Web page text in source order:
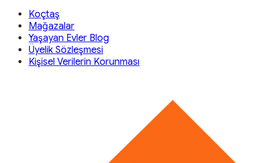
Koçtaş
Mağazalar
Yaşayan Evler Blog
Üyelik Sözleşmesi
Kişisel Verilerin Korunması